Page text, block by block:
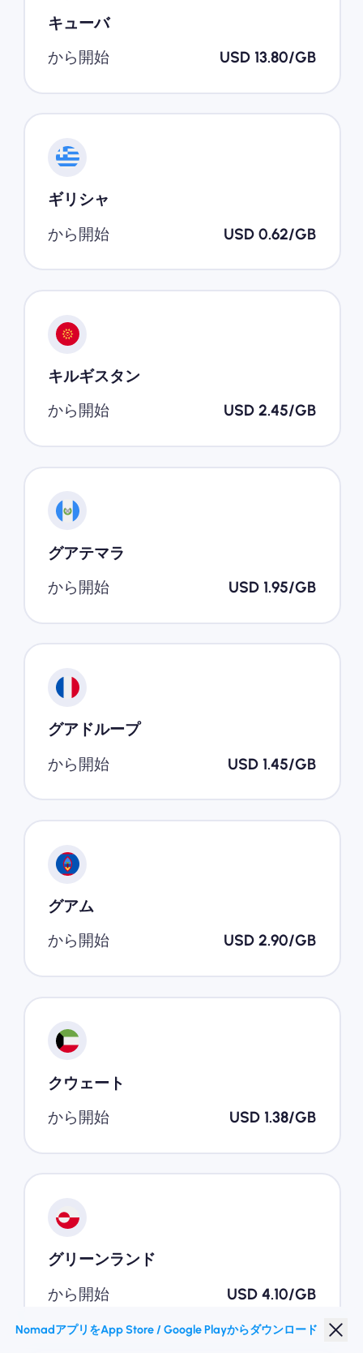
キューバ
から開始
USD 13.80/GB
ギリシャ
から開始
USD 0.62/GB
キルギスタン
から開始
USD 2.45/GB
グアテマラ
から開始
USD 1.95/GB
グアドループ
から開始
USD 1.45/GB
グアム
から開始
USD 2.90/GB
クウェート
から開始
USD 1.38/GB
グリーンランド
から開始
USD 4.10/GB
NomadアプリをApp Store / Google Playからダウンロード